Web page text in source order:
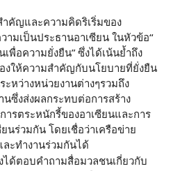
คัญและความคิดริเริ่มของ
ามเป็นประธานอาเซียน ในหัวข้อ“
พื่อความยั่งยืน” ซึ่งได้เน้นย้ำถึง
งให้ความสำคัญกับนโยบายที่ยั่งยืน
ะหว่างหน่วยงานต่างๆรวมถึง
ซึ่งส่งผลกระทบต่อการสร้าง
ารตระหนักรี้ของอาเซียนและการ
นร่วมกัน โดยเชื่อว่าเครือข่าย
ะทำงานร่วมกันได้
ได้ตอบคำถามสื่อมวลชนเกี่ยวกับ